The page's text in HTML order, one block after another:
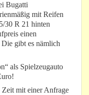
Bugatti
mit Reifen
30 R 21 hinten
einen
gibt es nämlich
als Spielzeugauto
mit einer Anfrage